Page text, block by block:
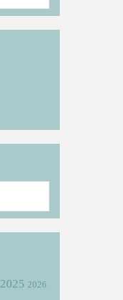
2025 2026